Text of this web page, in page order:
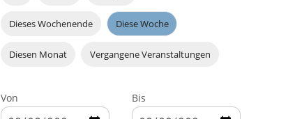
Dieses Wochenende Diese Woche
Diesen Monat Vergangene Veranstaltungen
Von Bis